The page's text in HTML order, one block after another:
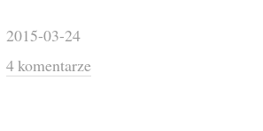
2015-03-24
4 komentarze